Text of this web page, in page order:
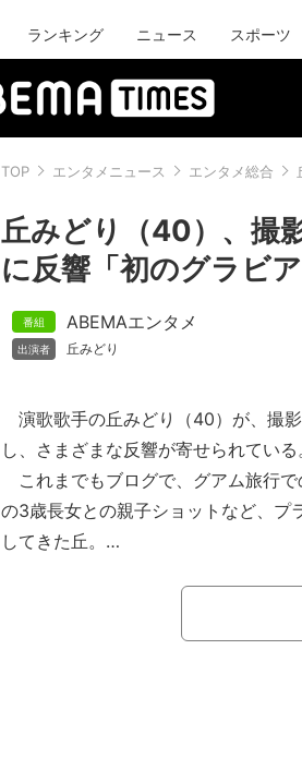
ランキング ニュース スポーツ
TOP エンタメニュース エンタメ総合
丘みどり（40）、撮
に反響「初のグラビ
ABEMAエンタメ
丘みどり
演歌歌手の丘みどり（40）が、撮
し、さまざまな反響が寄せられている
これまでもブログで、グアム旅行
の3歳長女との親子ショットなど、プ
してきた丘。
この投稿に「何の撮影かな？初の